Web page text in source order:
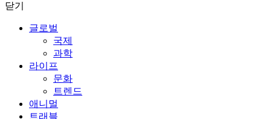
닫기
글로벌
국제
과학
라이프
문화
트렌드
애니멀
트래블